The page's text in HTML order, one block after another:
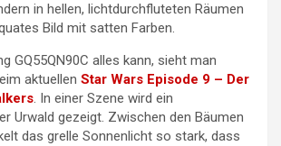
in hellen, lichtdurchfluteten Räumen
Bild mit satten Farben.
GQ55QN90C alles kann, sieht man
aktuellen Star Wars Episode 9 – Der
. In einer Szene wird ein
Urwald gezeigt. Zwischen den Bäumen
das grelle Sonnenlicht so stark, dass